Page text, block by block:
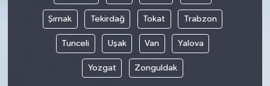
Şırnak Tekirdağ Tokat Trabzon
Tunceli Uşak Van Yalova
Yozgat Zonguldak